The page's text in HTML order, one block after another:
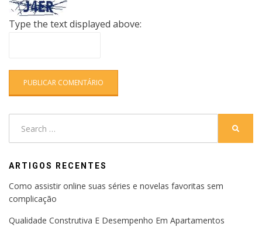
Type the text displayed above:
ARTIGOS RECENTES
Como assistir online suas séries e novelas favoritas sem
complicação
Qualidade Construtiva E Desempenho Em Apartamentos